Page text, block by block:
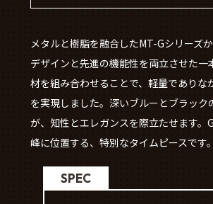
メタルと樹脂を融合したMT-Gシリーズ
デザインと先進の機能性を両立させた一
材を組み合わせることで、軽量でありな
を実現しました。深いブルーとブラック
が、知性とエレガンスを際立たせます。
峰に位置する、特別なタイムピースです。
SPEC